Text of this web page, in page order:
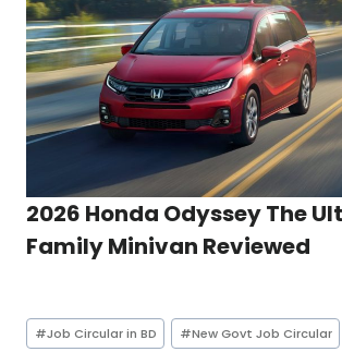
2026 Honda Odyssey The
Family Minivan Reviewed
Post
Tags:
#Job Circular in BD #New Govt Job Circular